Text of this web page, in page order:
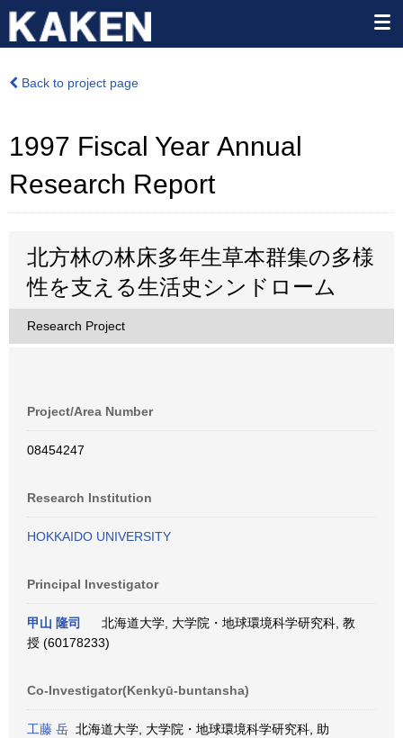
Back to project page
1997 Fiscal Year Annual
Research Report
北方林の林床多年生草本群集の多様
性を支える生活史シンドローム
Research Project
Project/Area Number
08454247
Research Institution
HOKKAIDO UNIVERSITY
Principal Investigator
甲山 隆司
北海道大学, 大学院・地球環境科学研究科, 教
授 (60178233)
Co-Investigator(Kenkyū-buntansha)
工藤 岳 北海道大学, 大学院・地球環境科学研究科, 助